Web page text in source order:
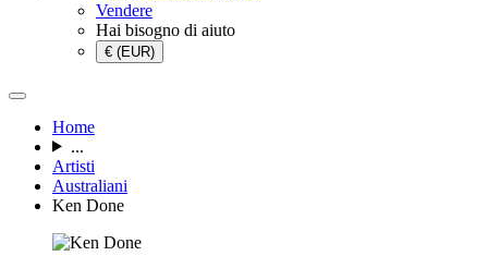
Vendere
Hai bisogno di aiuto
€ (EUR)
Home
...
Artisti
Australiani
Ken Done